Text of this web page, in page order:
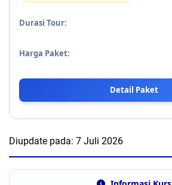
Detail Paket
Diupdate pada: 7 Juli 2026